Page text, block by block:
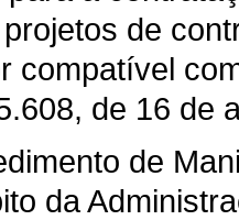
de
compatível
de 16 de
de
da